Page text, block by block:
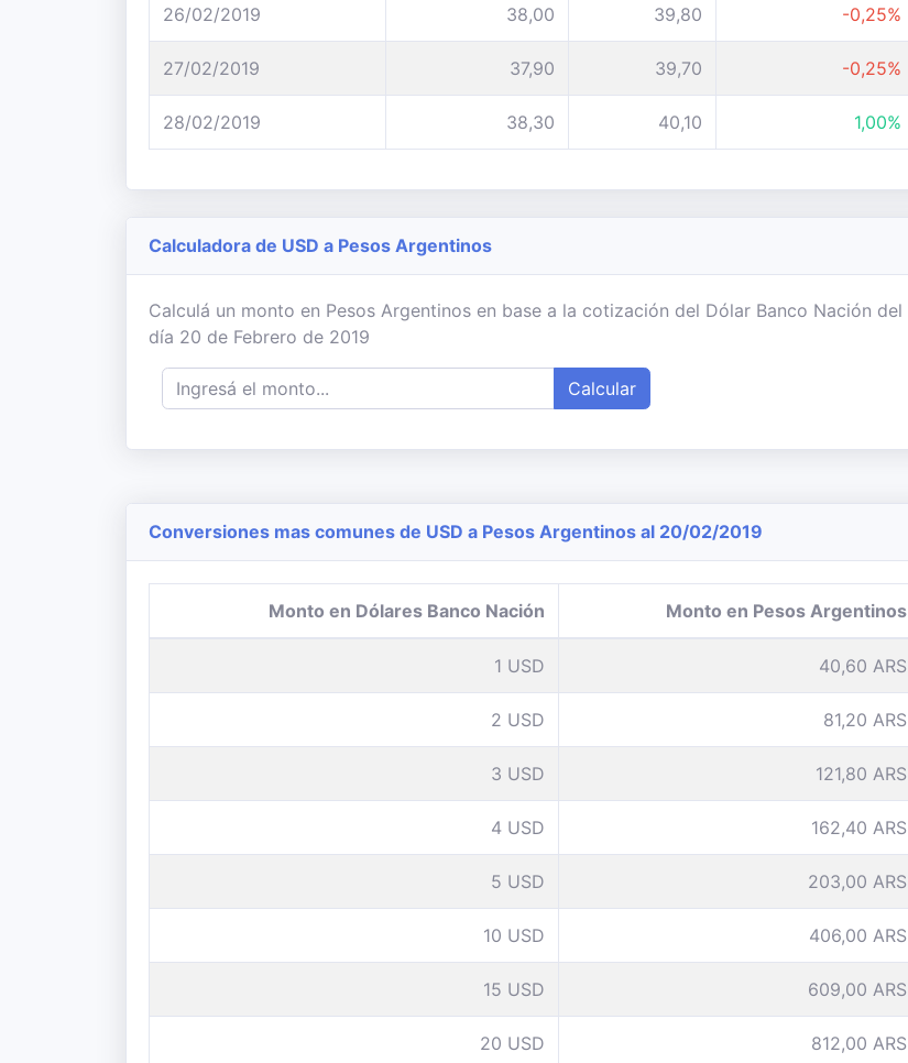
26/02/2019 38,00 39,80 -0,25%
27/02/2019 37,90 39,70 -0,25%
28/02/2019 38,30 40,10 1,00%
Calculadora de USD a Pesos Argentinos
Calculá un monto en Pesos Argentinos en base a la cotización del Dólar Banco Nación del
día 20 de Febrero de 2019
Calcular
Conversiones mas comunes de USD a Pesos Argentinos al 20/02/2019
Monto en Dólares Banco Nación Monto en Pesos Argentinos
1 USD 40,60 ARS
2 USD 81,20 ARS
3 USD 121,80 ARS
4 USD 162,40 ARS
5 USD 203,00 ARS
10 USD 406,00 ARS
15 USD 609,00 ARS
20 USD 812,00 ARS